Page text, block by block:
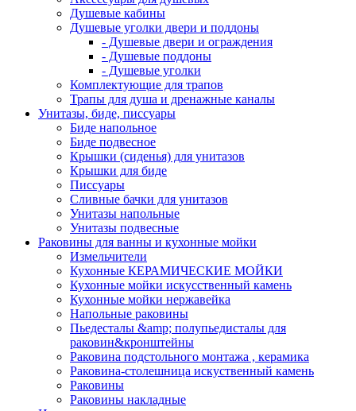
Душевые кабины
Душевые уголки двери и поддоны
- Душевые двери и ограждения
- Душевые поддоны
- Душевые уголки
Комплектующие для трапов
Трапы для душа и дренажные каналы
Унитазы, биде, писсуары
Биде напольное
Биде подвесное
Крышки (сиденья) для унитазов
Крышки для биде
Писсуары
Сливные бачки для унитазов
Унитазы напольные
Унитазы подвесные
Раковины для ванны и кухонные мойки
Измельчители
Кухонные КЕРАМИЧЕСКИЕ МОЙКИ
Кухонные мойки искусственный камень
Кухонные мойки нержавейка
Напольные раковины
Пьедесталы &amp; полупьедисталы для
раковин&кронштейны
Раковина подстольного монтажа , керамика
Раковина-столешница искуственный камень
Раковины
Раковины накладные